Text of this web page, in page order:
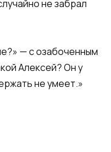
не забрал
— с озабоченным
Алексей? Он у
не умеет.»